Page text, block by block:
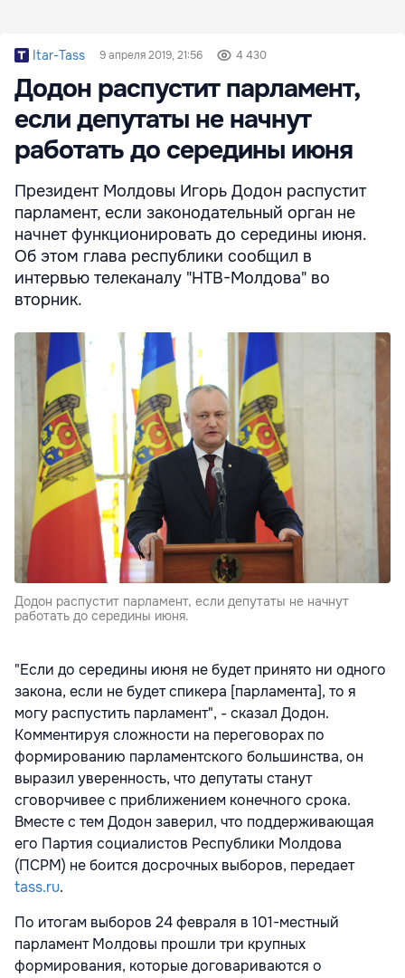
Itar-Tass 9 апреля 2019, 21:56 4 430
Додон распустит парламент,
если депутаты не начнут
работать до середины июня
Президент Молдовы Игорь Додон распустит
парламент, если законодательный орган не
начнет функционировать до середины июня.
Об этом глава республики сообщил в
интервью телеканалу "НТВ-Молдова" во
вторник.
Додон распустит парламент, если депутаты не начнут
работать до середины июня.
"Если до середины июня не будет принято ни одного
закона, если не будет спикера [парламента], то я
могу распустить парламент", - сказал Додон.
Комментируя сложности на переговорах по
формированию парламентского большинства, он
выразил уверенность, что депутаты станут
сговорчивее с приближением конечного срока.
Вместе с тем Додон заверил, что поддерживающая
его Партия социалистов Республики Молдова
(ПСРМ) не боится досрочных выборов, передает
tass.ru.
По итогам выборов 24 февраля в 101-местный
парламент Молдовы прошли три крупных
формирования, которые договариваются о